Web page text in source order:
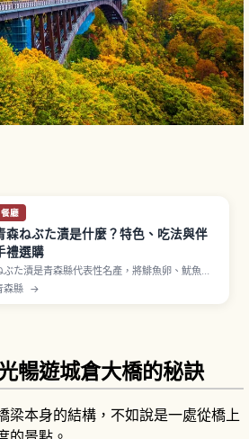
餐廳
森ねぶた漬是什麼？特色、吃法與伴
禮選購
ぶた漬是青森縣代表性名產，將鯡魚卵、魷魚
、昆布等海味搭配白蘿蔔與小黃瓜，以特製醬油
森縣 →
暢遊城倉大橋的秘訣
梁本身的結構，不如說是一處從橋上